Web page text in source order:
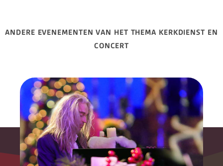
ANDERE EVENEMENTEN VAN HET THEMA KERKDIENST EN
CONCERT